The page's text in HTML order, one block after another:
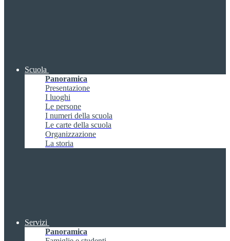
Scuola
Panoramica
Presentazione
I luoghi
Le persone
I numeri della scuola
Le carte della scuola
Organizzazione
La storia
Servizi
Panoramica